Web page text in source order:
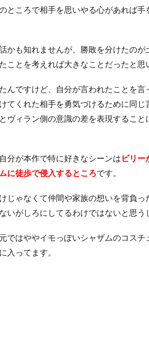
ところで相手を思いやる心があれば手
かも知れませんが、勝敗を分けたのが
とを考えれば大きなことだったと思
んですけど、自分が言われたことを言
てくれた相手を勇気づけるために同じ
ヴィラン側の意識の差を表現すること
分が本作で特に好きなシーンは ビリー
に徒歩で侵入するところです。
じゃなくて仲間や家族の想いを背負っ
がしろにしてるわけではないと思う
ではややイモっぽいシャザムのコスチ
入ってます。